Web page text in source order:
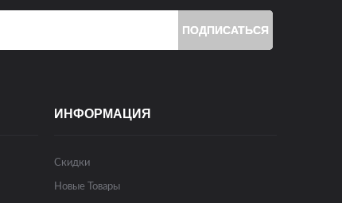
ПОДПИСАТЬСЯ
ИНФОРМАЦИЯ
Скидки
Новые Товары